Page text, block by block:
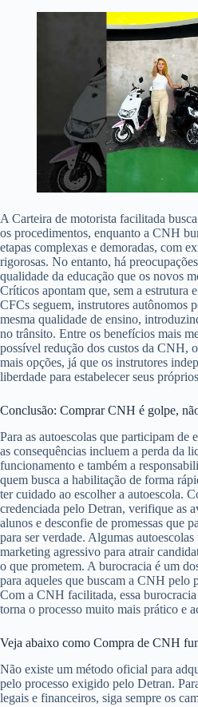
A Carteira de motorista facilitada
os procedimentos, enquanto a CNH
etapas complexas e demoradas, com
rigorosas. No entanto, há
qualidade da educação que os novos
Críticos apontam que, sem a estrutura
CFCs seguem, instrutores autônomos
mesma qualidade de ensino,
no trânsito. Entre os benefícios mais
possível redução dos custos da CNH,
mais opções, já que os instrutores
liberdade para estabelecer seus
Conclusão: Comprar CNH é golpe,
Para as autoescolas que participam de
as consequências incluem a perda da
funcionamento e também a
quem busca a habilitação de forma
ter cuidado ao escolher a autoescola.
credenciada pelo Detran, verifique as
alunos e desconfie de promessas que
para ser verdade. Algumas
marketing agressivo para atrair
o que prometem. A burocracia é um
para aqueles que buscam a CNH pelo
Com a CNH facilitada, essa
torna o processo muito mais prático e
Veja abaixo como Compra de CNH
Não existe um método oficial para
pelo processo exigido pelo Detran.
legais e financeiros, siga sempre os